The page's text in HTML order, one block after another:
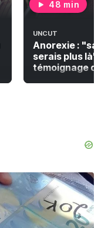
48 min
UNCUT
Anorexie :
serais plus là" |
témoignage de